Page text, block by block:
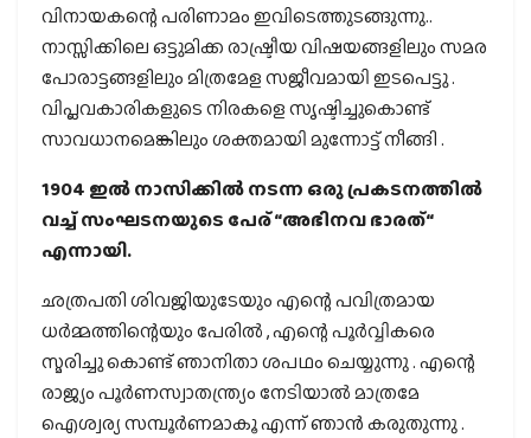
വിനായകന്റെ പരിണാമം ഇവിടെത്തുടങ്ങുന്നു..
നാസ്സിക്കിലെ ഒട്ടുമിക്ക രാഷ്ട്രീയ വിഷയങ്ങളിലും സമര
പോരാട്ടങ്ങളിലും മിത്രമേള സജീവമായി ഇടപെട്ടു .
വിപ്ലവകാരികളുടെ നിരകളെ സൃഷ്ടിച്ചുകൊണ്ട്
സാവധാനമെങ്കിലും ശക്തമായി മുന്നോട്ട് നീങ്ങി .
1904 ഇല്‍ നാസിക്കില്‍ നടന്ന ഒരു പ്രകടനത്തില്‍
വച്ച് സംഘടനയുടെ പേര് “അഭിനവ ഭാരത്“
എന്നായി.
ഛത്രപതി ശിവജിയുടേയും എന്റെ പവിത്രമായ
ധർമ്മത്തിന്റെയും പേരിൽ , എന്റെ പൂർവ്വികരെ
സ്മരിച്ചു കൊണ്ട് ഞാനിതാ ശപഥം ചെയ്യുന്നു . എന്റെ
രാജ്യം പൂർണസ്വാതന്ത്ര്യം നേടിയാൽ മാത്രമേ
ഐശ്വര്യ സമ്പൂർണമാകൂ എന്ന് ഞാൻ കരുതുന്നു .